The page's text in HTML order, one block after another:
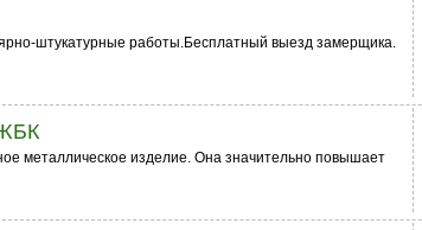
штукатурные работы.Бесплатный выезд замерщика.
металлическое изделие. Она значительно повышает